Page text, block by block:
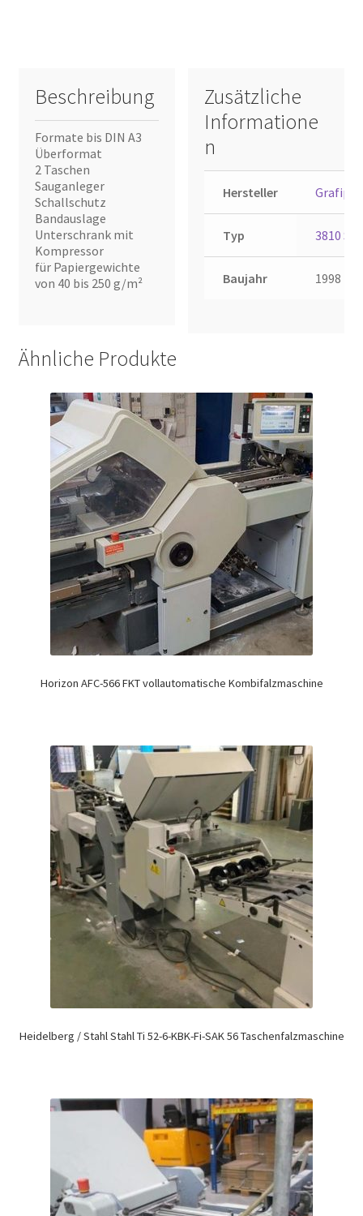
Beschreibung
Formate bis DIN A3
Überformat
2 Taschen
Sauganleger
Schallschutz
Bandauslage
Unterschrank mit
Kompressor
für Papiergewichte
von 40 bis 250 g/m²
Zusätzliche
Informatione
n
Hersteller Grafipli
Typ 3810 S
Baujahr 1998
Ähnliche Produkte
Horizon AFC-566 FKT vollautomatische Kombifalzmaschine
Heidelberg / Stahl Stahl Ti 52-6-KBK-Fi-SAK 56 Taschenfalzmaschine